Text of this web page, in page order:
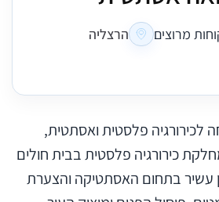
מרוצים הרצליה
פלסטית ואסתטית,
כירורגיה פלסטית בבית חולים
עשיר בתחום האסתטיקה והצערת